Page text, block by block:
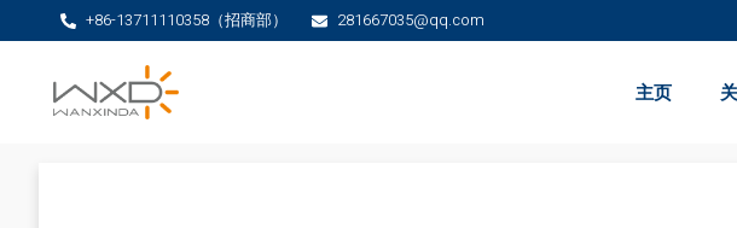
+86-13711110358（招商部） 281667035@qq.com
主页